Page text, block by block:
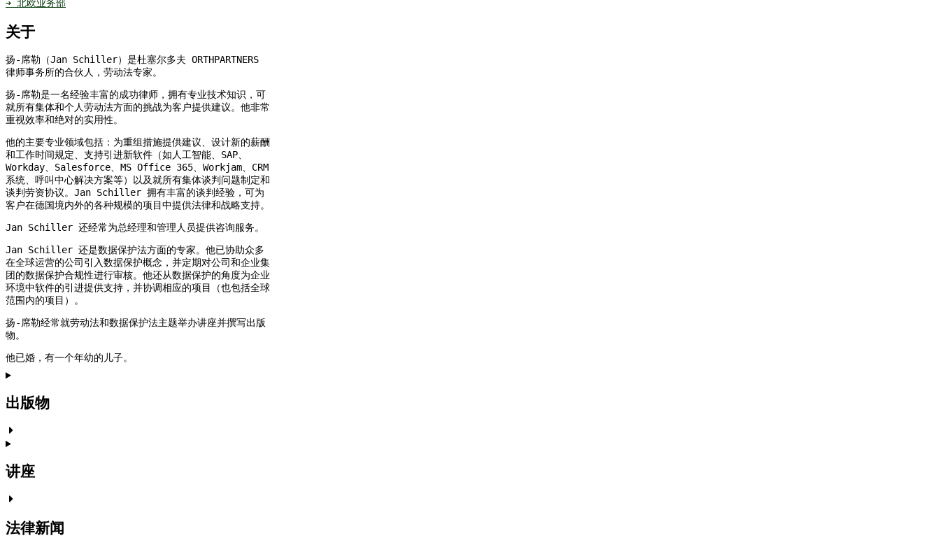
➔ 北欧业务部
关于
扬-席勒（Jan Schiller）是杜塞尔多夫 ORTHPARTNERS
律师事务所的合伙人，劳动法专家。
扬-席勒是一名经验丰富的成功律师，拥有专业技术知识，可
就所有集体和个人劳动法方面的挑战为客户提供建议。他非常
重视效率和绝对的实用性。
他的主要专业领域包括：为重组措施提供建议、设计新的薪酬
和工作时间规定、支持引进新软件（如人工智能、SAP、
Workday、Salesforce、MS Office 365、Workjam、CRM
系统、呼叫中心解决方案等）以及就所有集体谈判问题制定和
谈判劳资协议。Jan Schiller 拥有丰富的谈判经验，可为
客户在德国境内外的各种规模的项目中提供法律和战略支持。
Jan Schiller 还经常为总经理和管理人员提供咨询服务。
Jan Schiller 还是数据保护法方面的专家。他已协助众多
在全球运营的公司引入数据保护概念，并定期对公司和企业集
团的数据保护合规性进行审核。他还从数据保护的角度为企业
环境中软件的引进提供支持，并协调相应的项目（也包括全球
范围内的项目）。
扬-席勒经常就劳动法和数据保护法主题举办讲座并撰写出版
物。
他已婚，有一个年幼的儿子。
出版物
讲座
法律新闻